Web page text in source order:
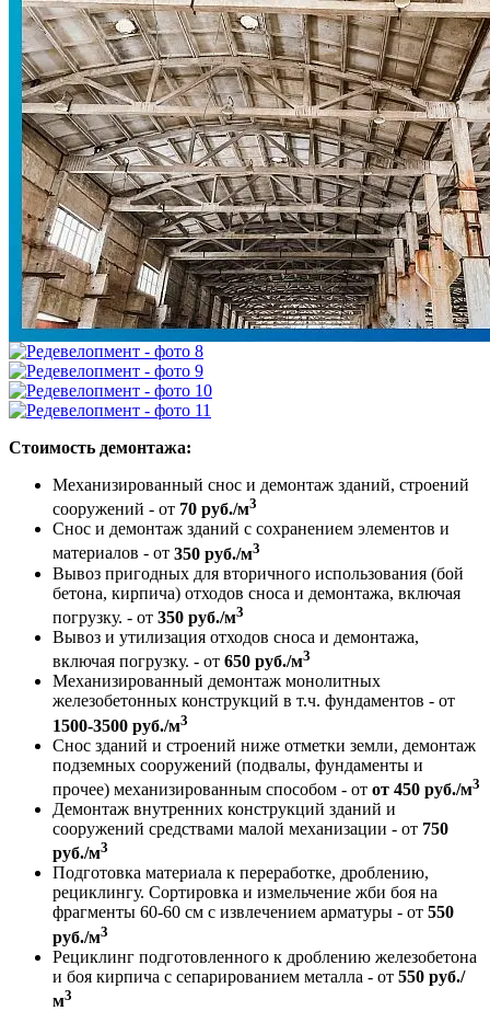
100% конфиденциальность.
Заполнение формы ни к чему Вас не обязывает!
Стоимость демонтажа:
Механизированный снос и демонтаж зданий, строений
сооружений - от 70 руб./м3
Снос и демонтаж зданий с сохранением элементов и
материалов - от 350 руб./м3
Вывоз пригодных для вторичного использования (бой
бетона, кирпича) отходов сноса и демонтажа, включая
погрузку. - от 350 руб./м3
Вывоз и утилизация отходов сноса и демонтажа,
включая погрузку. - от 650 руб./м3
Механизированный демонтаж монолитных
железобетонных конструкций в т.ч. фундаментов - от
1500-3500 руб./м3
Снос зданий и строений ниже отметки земли, демонтаж
подземных сооружений (подвалы, фундаменты и
прочее) механизированным способом - от от 450 руб./м3
Демонтаж внутренних конструкций зданий и
сооружений средствами малой механизации - от 750
руб./м3
Подготовка материала к переработке, дроблению,
рециклингу. Сортировка и измельчение жби боя на
фрагменты 60-60 см с извлечением арматуры - от 550
руб./м3
Рециклинг подготовленного к дроблению железобетона
и боя кирпича с сепарированием металла - от 550 руб./
м3